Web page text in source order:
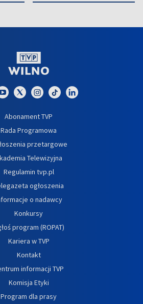
Abonament TVP
Rada Programowa
przetargowe
Telewizyjna
Regulamin tvp.pl
ogłoszenia
o nadawcy
Konkursy
program (ROPAT)
Kariera w TVP
Kontakt
informacji TVP
Komisja Etyki
Program dla prasy